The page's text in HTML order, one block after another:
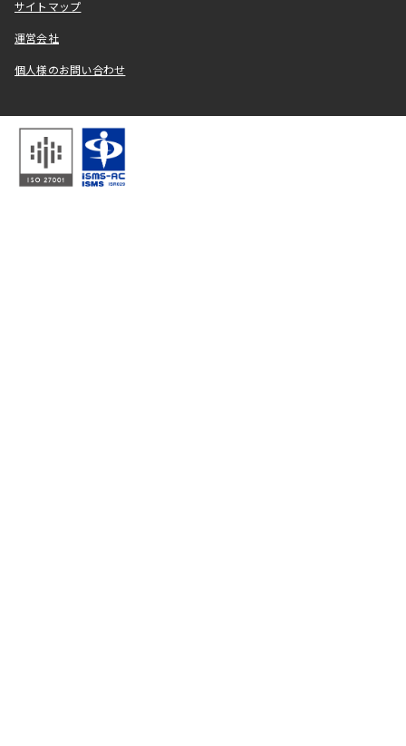
サイトマップ
運営会社
個人様のお問い合わせ